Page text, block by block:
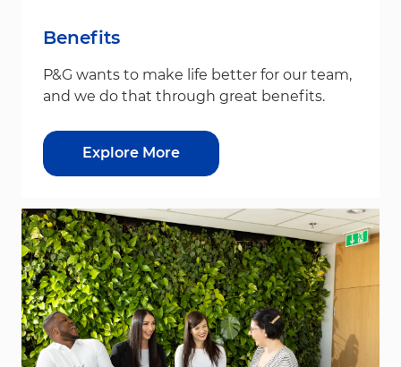
Benefits
P&G wants to make life better for our team,
and we do that through great benefits.
Explore More